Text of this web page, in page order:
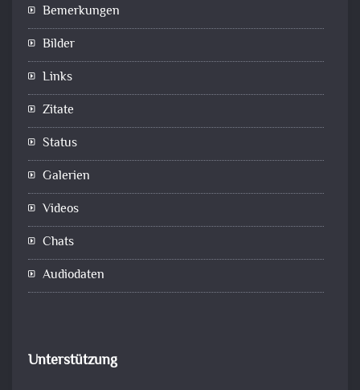
Bemerkungen
Bilder
Links
Zitate
Status
Galerien
Videos
Chats
Audiodaten
Unterstützung